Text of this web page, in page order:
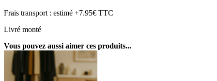
Frais transport : estimé +7.95€ TTC
Livré monté
Vous pouvez aussi aimer ces produits...